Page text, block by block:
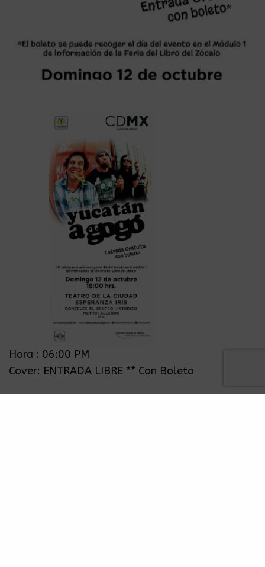
Hora : 06:00 PM
Cover: ENTRADA LIBRE ** Con Boleto